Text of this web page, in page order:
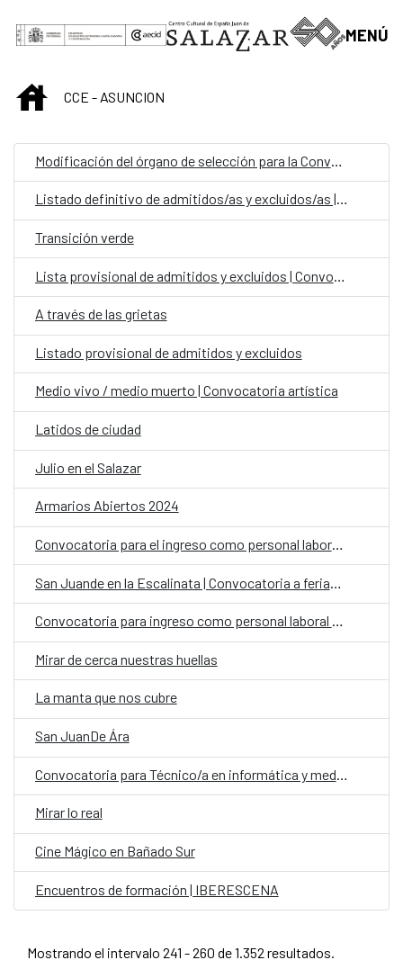
Saltar al contenido principal
MENÚ
INICIOCCE - ASUNCION
Listado definitivo de admitidos/as y excluidos/as | Convocatoria para personal laboral fijo en el CCEJS
Transición verde
A través de las grietas
Listado provisional de admitidos y excluidos
Medio vivo / medio muerto | Convocatoria artística
Latidos de ciudad
Julio en el Salazar
Armarios Abiertos 2024
Convocatoria para el ingreso como personal laboral fijo en el Centro Cultural de España Juan de Salazar en Paraguay, con la categoría de Auxiliar Administrativo/a
Convocatoria para ingreso como personal laboral fijo en la oficina de la Cooperación Española (OCE) en Paraguay con la categoría de Auxiliar Administrativo
Mirar de cerca nuestras huellas
La manta que nos cubre
San JuanDe Ára
Mirar lo real
Cine Mágico en Bañado Sur
Encuentros de formación | IBERESCENA
Mostrando el intervalo 241 - 260 de 1.352 resultados.